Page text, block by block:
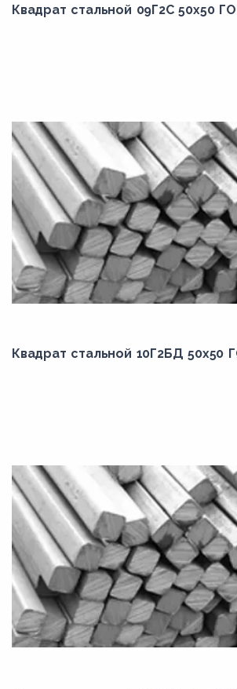
Квадрат стальной 09Г2С 50x50
Квадрат стальной 10Г2БД 50x50